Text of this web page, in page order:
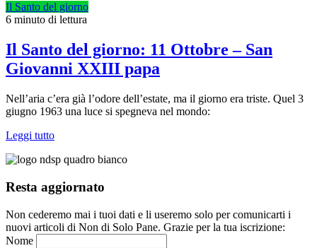
Il Santo del giorno
6 minuto di lettura
Il Santo del giorno: 11 Ottobre – San
Giovanni XXIII papa
Nell’aria c’era già l’odore dell’estate, ma il giorno era triste. Quel 3
giugno 1963 una luce si spegneva nel mondo:
Leggi tutto
Resta aggiornato
Non cederemo mai i tuoi dati e li useremo solo per comunicarti i
nuovi articoli di Non di Solo Pane. Grazie per la tua iscrizione:
Nome